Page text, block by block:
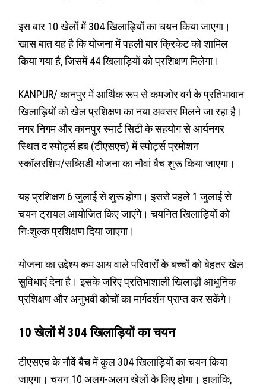
इस बार 10 खेलों में 304 खिलाड़ियों का चयन किया जाएगा।
खास बात यह है कि योजना में पहली बार क्रिकेट को शामिल
किया गया है, जिसमें 44 खिलाड़ियों को प्रशिक्षण मिलेगा।
KANPUR/ कानपुर में आर्थिक रूप से कमजोर वर्ग के प्रतिभावान
खिलाड़ियों को खेल प्रशिक्षण का नया अवसर मिलने जा रहा है।
नगर निगम और कानपुर स्मार्ट सिटी के सहयोग से आर्यनगर
स्थित द स्पोर्ट्स हब (टीएसएच) में स्पोर्ट्स प्रमोशन
स्कॉलरशिप/सब्सिडी योजना का नौवां बैच शुरू किया जाएगा।
यह प्रशिक्षण 6 जुलाई से शुरू होगा। इससे पहले 1 जुलाई से
चयन ट्रायल आयोजित किए जाएंगे। चयनित खिलाड़ियों को
निःशुल्क प्रशिक्षण दिया जाएगा।
योजना का उद्देश्य कम आय वाले परिवारों के बच्चों को बेहतर खेल
सुविधाएं देना है। इसके जरिए प्रतिभाशाली खिलाड़ी आधुनिक
प्रशिक्षण और अनुभवी कोचों का मार्गदर्शन प्राप्त कर सकेंगे।
10 खेलों में 304 खिलाड़ियों का चयन
टीएसएच के नौवें बैच में कुल 304 खिलाड़ियों का चयन किया
जाएगा। चयन 10 अलग-अलग खेलों के लिए होगा। हालांकि,